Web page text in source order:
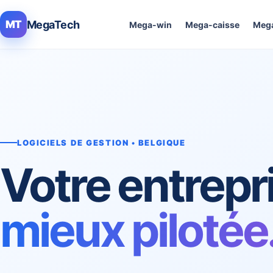
MT MegaTech Mega-win Mega-caisse
LOGICIELS DE GESTION • BELGIQUE
Votre
mieux